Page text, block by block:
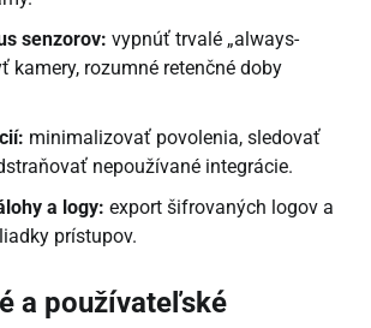
senzorov: vypnúť trvalé „always-
kamery, rozumné retenčné doby
minimalizovať povolenia, sledovať
nepoužívané integrácie.
a logy: export šifrovaných logov a
prístupov.
a používateľské